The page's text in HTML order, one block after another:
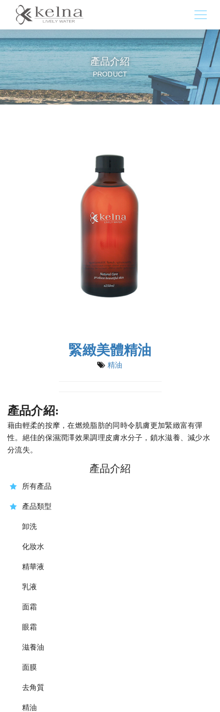
產品介紹
PRODUCT
緊緻美體精油
精油
產品介紹:
藉由輕柔的按摩，在燃燒脂肪的同時令肌膚更加緊緻富有彈
性。絕佳的保濕潤澤效果調理皮膚水分子，鎖水滋養、減少水
分流失。
產品介紹
所有產品
產品類型
卸洗
化妝水
精華液
乳液
面霜
眼霜
滋養油
面膜
去角質
精油